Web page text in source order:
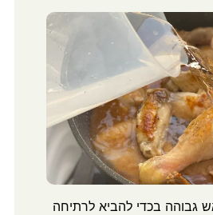
גבוהה בכדי להביא לרתיחה